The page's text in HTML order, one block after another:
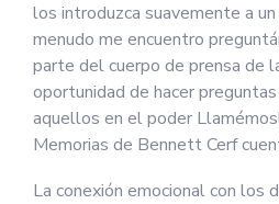
los introduzca suavemente a
menudo me encuentro
parte del cuerpo de prensa de
oportunidad de hacer
aquellos en el poder
Memorias de Bennett Cerf
La conexión emocional con los